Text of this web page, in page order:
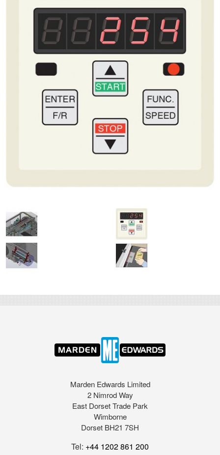
Marden Edwards Limited
2 Nimrod Way
East Dorset Trade Park
Wimborne
Dorset BH21 7SH
Tel: +44 1202 861 200